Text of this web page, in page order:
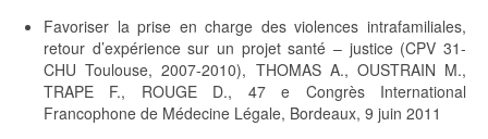
Favoriser la prise en charge des violences intrafamiliales,
retour d’expérience sur un projet santé – justice (CPV 31-
CHU Toulouse, 2007-2010), THOMAS A., OUSTRAIN M.,
TRAPE F., ROUGE D., 47 e Congrès International
Francophone de Médecine Légale, Bordeaux, 9 juin 2011